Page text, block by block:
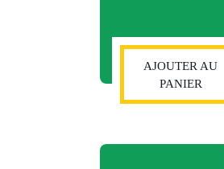
AJOUTER AU
PANIER